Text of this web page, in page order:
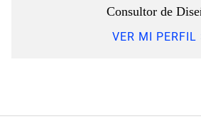
Consultor de
VER MI PERFIL